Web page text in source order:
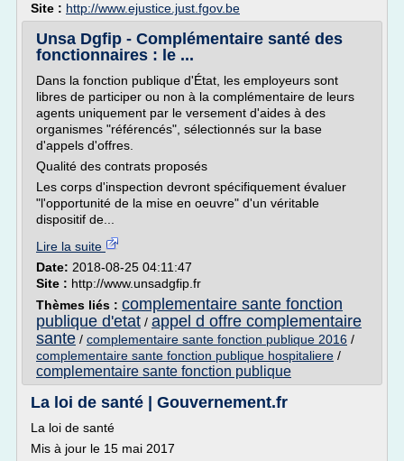
Site : http://www.ejustice.just.fgov.be
Unsa Dgfip - Complémentaire santé des
fonctionnaires : le ...
Dans la fonction publique d'État, les employeurs sont
libres de participer ou non à la complémentaire de leurs
agents uniquement par le versement d'aides à des
organismes "référencés", sélectionnés sur la base
d'appels d'offres.
Qualité des contrats proposés
Les corps d'inspection devront spécifiquement évaluer
"l'opportunité de la mise en oeuvre" d'un véritable
dispositif de...
Lire la suite
Date: 2018-08-25 04:11:47
Site : http://www.unsadgfip.fr
Thèmes liés : complementaire sante fonction
publique d'etat / appel d offre complementaire
sante / complementaire sante fonction publique 2016 /
complementaire sante fonction publique hospitaliere /
complementaire sante fonction publique
La loi de santé | Gouvernement.fr
La loi de santé
Mis à jour le 15 mai 2017